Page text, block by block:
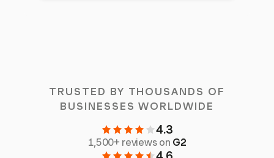
TRUSTED BY THOUSANDS OF
BUSINESSES WORLDWIDE
4.3
1,500+ reviews on G2